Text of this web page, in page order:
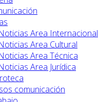
Area Internacional
Area Cultural
Area Técnica
Area Jurídica
comunicación